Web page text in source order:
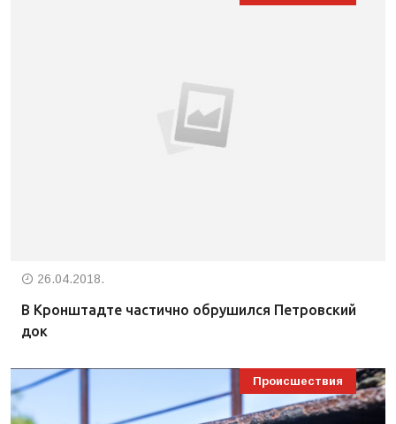
26.04.2018.
В Кронштадте частично обрушился Петровский
док
Происшествия